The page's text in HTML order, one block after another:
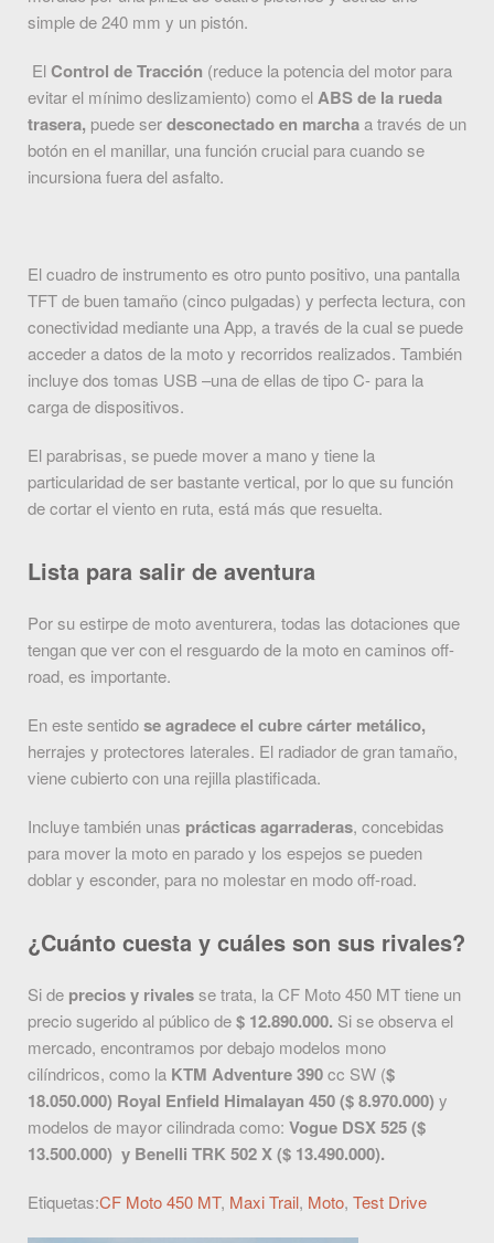
simple de 240 mm y un pistón.
ElControl de Tracción (reduce la potencia del motor para
evitar el mínimo deslizamiento) como elABS de la rueda
trasera, puede serdesconectado en marchaa través de un
botón en el manillar, una función crucial para cuando se
incursiona fuera del asfalto.
El cuadro de instrumento es otro punto positivo, una pantalla
TFT de buen tamaño (cinco pulgadas) y perfecta lectura, con
conectividad mediante una App, a través de la cual se puede
acceder a datos de la moto y recorridos realizados. También
incluye dos tomas USB –una de ellas de tipo C- para la
carga de dispositivos.
El parabrisas, se puede mover a mano y tiene la
particularidad de ser bastante vertical, por lo que su función
de cortar el viento en ruta, está más que resuelta.
Lista para salir de aventura
Por su estirpe de moto aventurera, todas las dotaciones que
tengan que ver con el resguardo de la moto en caminos off-
road, es importante.
En este sentidose agradece el cubre cárter metálico,
herrajes y protectores laterales. El radiador de gran tamaño,
viene cubierto con una rejilla plastificada.
Incluye también unas prácticas agarraderas, concebidas
para mover la moto en parado y los espejos se pueden
doblar y esconder, para no molestar en modo off-road.
¿Cuánto cuesta y cuáles son sus rivales?
Si de precios y rivalesse trata, la CF Moto 450 MT tiene un
precio sugerido al público de$ 12.890.000. Si se observa el
mercado, encontramos por debajo modelos mono
cilíndricos, como la KTM Adventure 390cc SW ($
18.050.000) Royal Enfield Himalayan 450 ($ 8.970.000) y
modelos de mayor cilindrada como: Vogue DSX 525 ($
13.500.000) y Benelli TRK 502 X ($ 13.490.000).
Etiquetas:CF Moto 450 MT, Maxi Trail, Moto, Test Drive